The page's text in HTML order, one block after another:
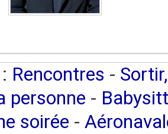
Rencontres -
personne -
soirée -